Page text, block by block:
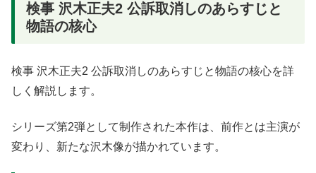
検事 沢木正夫2 公訴取消しのあらすじと
物語の核心
検事 沢木正夫2 公訴取消しのあらすじと物語の核心を詳
しく解説します。
シリーズ第2弾として制作された本作は、前作とは主演が
変わり、新たな沢木像が描かれています。